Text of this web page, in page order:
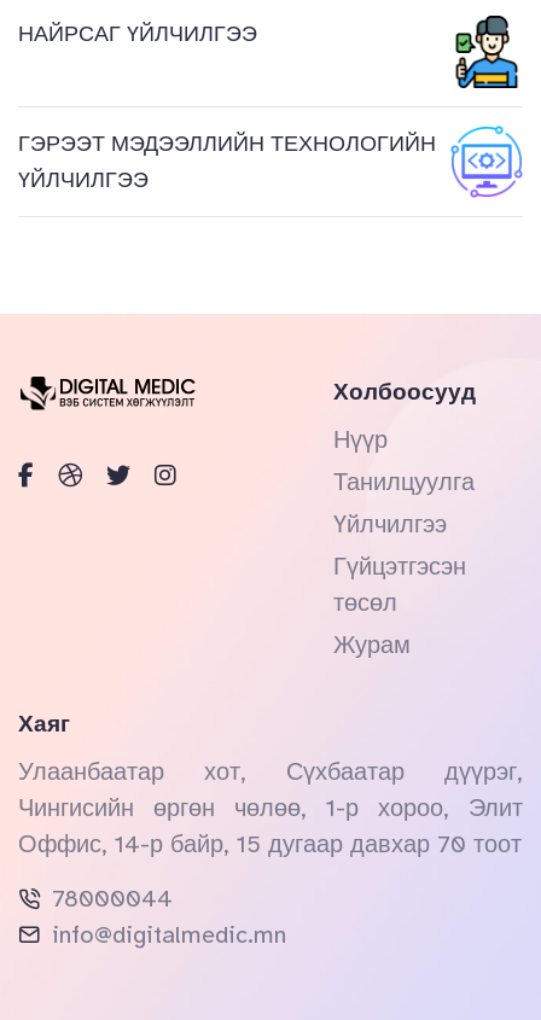
НАЙРСАГ ҮЙЛЧИЛГЭЭ
ГЭРЭЭТ МЭДЭЭЛЛИЙН ТЕХНОЛОГИЙН
ҮЙЛЧИЛГЭЭ
Холбоосууд
Нүүр
Танилцуулга
Үйлчилгээ
Гүйцэтгэсэн
төсөл
Журам
Хаяг
Улаанбаатар хот, Сүхбаатар дүүрэг,
Чингисийн өргөн чөлөө, 1-р хороо, Элит
Оффис, 14-р байр, 15 дугаар давхар 70 тоот
78000044
info@digitalmedic.mn